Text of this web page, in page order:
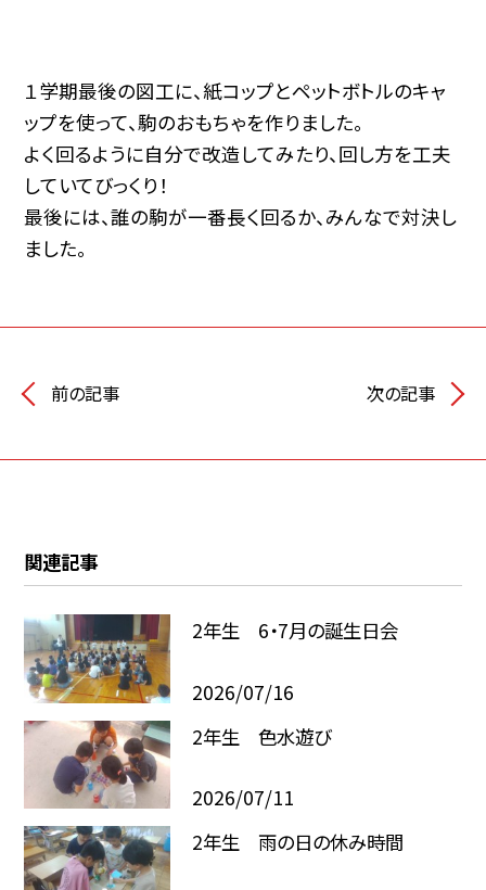
１学期最後の図工に、紙コップとペットボトルのキャ
ップを使って、駒のおもちゃを作りました。
よく回るように自分で改造してみたり、回し方を工夫
していてびっくり！
最後には、誰の駒が一番長く回るか、みんなで対決し
ました。
前の記事 次の記事
関連記事
2年生 6・7月の誕生日会
2026/07/16
2年生 色水遊び
2026/07/11
2年生 雨の日の休み時間